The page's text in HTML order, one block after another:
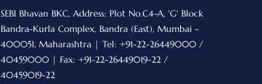
SEBI Bhavan BKC, Address: Plot No.C4-A, 'G' Block
Bandra-Kurla Complex, Bandra (East), Mumbai -
400051, Maharashtra | Tel: +91-22-26449000 /
40459000 | Fax: +91-22-26449019-22 /
40459019-22